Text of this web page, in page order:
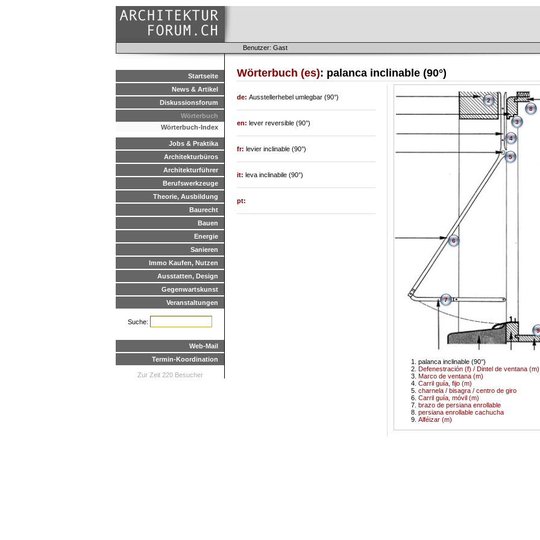
Benutzer: Gast
Startseite
News & Artikel
Diskussionsforum
Wörterbuch
Wörterbuch-Index
Jobs & Praktika
Architekturbüros
Architekturführer
Berufswerkzeuge
Theorie, Ausbildung
Baurecht
Bauen
Energie
Sanieren
Immo Kaufen, Nutzen
Ausstatten, Design
Gegenwartskunst
Veranstaltungen
Suche:
Web-Mail
Termin-Koordination
Zur Zeit 220 Besucher
Wörterbuch (es): palanca inclinable (90°)
palanca inclinable (90°)
Defenestración (f) / Dintel de ventana (m)
2
Marco de ventana (m)
3
Carril guía, fijo (m)
4
charnela / bisagra / centro de giro
5
Carril guía, móvil (m)
6
brazo de persiana enrollable
7
persiana enrollable cachucha
8
Alféizar (m)
9
de: Ausstellerhebel umlegbar (90°)
en: lever reversible (90°)
fr: levier inclinable (90°)
it: leva inclinabile (90°)
pt: